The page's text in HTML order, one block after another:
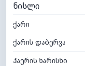
ხილვადობა
განათების ინდექსი
ღრუბლის სიმაღლე
ნისლი
ქარი
ქარის დაბერვა
ჰაერის ხარისხი